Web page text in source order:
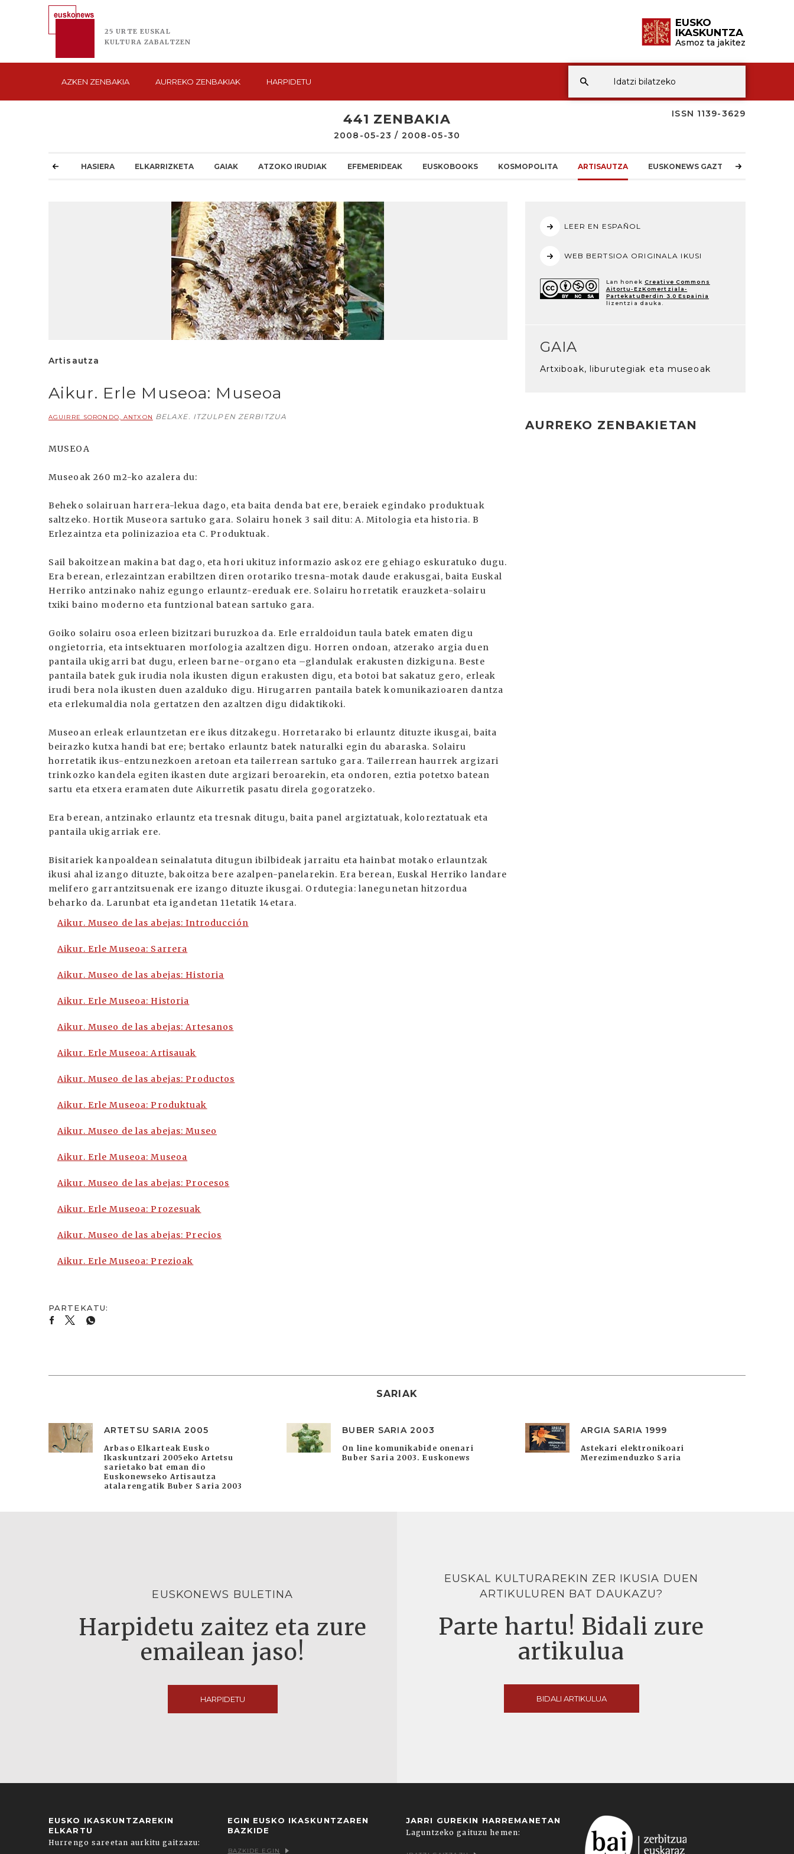
25 URTE EUSKAL
KULTURA ZABALTZEN
EUSKO
IKASKUNTZA
Asmoz ta jakitez
AZKEN ZENBAKIA AURREKO ZENBAKIAK HARPIDETU
ISSN 1139-3629
441 ZENBAKIA
2008-05-23 / 2008-05-30
HASIERA ELKARRIZKETA GAIAK ATZOKO IRUDIAK EFEMERIDEAK EUSKOBOOKS KOSMOPOLITA ARTISAUTZA EUSKONEWS GAZTEA
Artisautza
Aikur. Erle Museoa: Museoa
AGUIRRE SORONDO, ANTXON BELAXE. ITZULPEN ZERBITZUA
MUSEOA
Museoak 260 m2-ko azalera du:
Beheko solairuan harrera-lekua dago, eta baita denda bat ere, beraiek egindako produktuak
saltzeko. Hortik Museora sartuko gara. Solairu honek 3 sail ditu: A. Mitologia eta historia. B
Erlezaintza eta polinizazioa eta C. Produktuak.
Sail bakoitzean makina bat dago, eta hori ukituz informazio askoz ere gehiago eskuratuko dugu.
Era berean, erlezaintzan erabiltzen diren orotariko tresna-motak daude erakusgai, baita Euskal
Herriko antzinako nahiz egungo erlauntz-ereduak ere. Solairu horretatik erauzketa-solairu
txiki baino moderno eta funtzional batean sartuko gara.
Goiko solairu osoa erleen bizitzari buruzkoa da. Erle erraldoidun taula batek ematen digu
ongietorria, eta intsektuaren morfologia azaltzen digu. Horren ondoan, atzerako argia duen
pantaila ukigarri bat dugu, erleen barne-organo eta –glandulak erakusten dizkiguna. Beste
pantaila batek guk irudia nola ikusten digun erakusten digu, eta botoi bat sakatuz gero, erleak
irudi bera nola ikusten duen azalduko digu. Hirugarren pantaila batek komunikazioaren dantza
eta erlekumaldia nola gertatzen den azaltzen digu didaktikoki.
Museoan erleak erlauntzetan ere ikus ditzakegu. Horretarako bi erlauntz dituzte ikusgai, baita
beirazko kutxa handi bat ere; bertako erlauntz batek naturalki egin du abaraska. Solairu
horretatik ikus-entzunezkoen aretoan eta tailerrean sartuko gara. Tailerrean haurrek argizari
trinkozko kandela egiten ikasten dute argizari beroarekin, eta ondoren, eztia potetxo batean
sartu eta etxera eramaten dute Aikurretik pasatu direla gogoratzeko.
Era berean, antzinako erlauntz eta tresnak ditugu, baita panel argiztatuak, koloreztatuak eta
pantaila ukigarriak ere.
Bisitariek kanpoaldean seinalatuta ditugun ibilbideak jarraitu eta hainbat motako erlauntzak
ikusi ahal izango dituzte, bakoitza bere azalpen-panelarekin. Era berean, Euskal Herriko landare
melifero garrantzitsuenak ere izango dituzte ikusgai. Ordutegia: lanegunetan hitzordua
beharko da. Larunbat eta igandetan 11etatik 14etara.
Aikur. Museo de las abejas: Introducción
Aikur. Erle Museoa: Sarrera
Aikur. Museo de las abejas: Historia
Aikur. Erle Museoa: Historia
Aikur. Museo de las abejas: Artesanos
Aikur. Erle Museoa: Artisauak
Aikur. Museo de las abejas: Productos
Aikur. Erle Museoa: Produktuak
Aikur. Museo de las abejas: Museo
Aikur. Erle Museoa: Museoa
Aikur. Museo de las abejas: Procesos
Aikur. Erle Museoa: Prozesuak
Aikur. Museo de las abejas: Precios
Aikur. Erle Museoa: Prezioak
LEER EN ESPAÑOL
WEB BERTSIOA ORIGINALA IKUSI
Lan honek Creative Commons
Aitortu-EzKomertziala-
PartekatuBerdin 3.0 Espainia
lizentzia dauka.
GAIA
Artxiboak, liburutegiak eta museoak
AURREKO ZENBAKIETAN
SARIAK
ARTETSU SARIA 2005
Arbaso Elkarteak Eusko
Ikaskuntzari 2005eko Artetsu
sarietako bat eman dio
Euskonewseko Artisautza
atalarengatik Buber Saria 2003
BUBER SARIA 2003
On line komunikabide onenari
Buber Saria 2003. Euskonews
ARGIA SARIA 1999
Astekari elektronikoari
Merezimenduzko Saria
EUSKONEWS BULETINA
Harpidetu zaitez eta zure
emailean jaso!
HARPIDETU
EUSKAL KULTURAREKIN ZER IKUSIA DUEN
ARTIKULUREN BAT DAUKAZU?
Parte hartu! Bidali zure
artikulua
BIDALI ARTIKULUA
EUSKO IKASKUNTZAREKIN
ELKARTU
Hurrengo sareetan aurkitu gaitzazu:
EGIN EUSKO IKASKUNTZAREN
BAZKIDE
BAZKIDE EGIN
JARRI GUREKIN HARREMANETAN
Laguntzeko gaituzu hemen: